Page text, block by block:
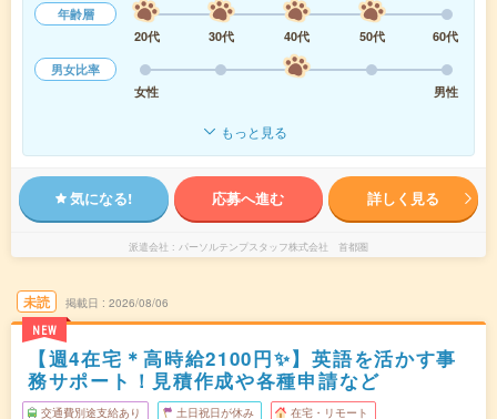
年齢層
20代
30代 40代 50代
60代
男女比率
女性
男性
もっと見る
気になる! 応募へ進む 詳しく見る
派遣会社 パーソルテンプスタッフ株式会社 首都圏
未読
NEW
掲載日 2026/08/06
【週4在宅＊高時給2100円✨】英語を活かす事
務サポート！見積作成や各種申請など
交通費別途支給あり 土日祝日が休み 在宅・リモート